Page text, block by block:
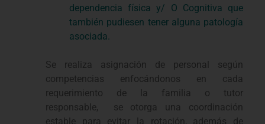
dependencia física y/ O Cognitiva que
también pudiesen tener alguna patología
asociada.
Se realiza asignación de personal según
competencias enfocándonos en cada
requerimiento de la familia o tutor
responsable, se otorga una coordinación
estable para evitar la rotación, además de